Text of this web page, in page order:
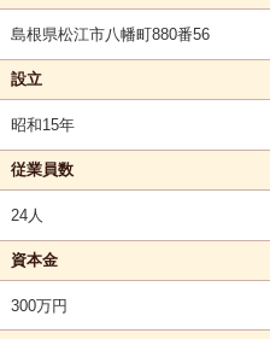
島根県松江市八幡町880番56
設立
昭和15年
従業員数
24人
資本金
300万円